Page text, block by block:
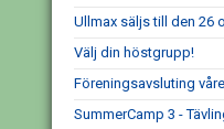
Ullmax säljs till den 26
Välj din höstgrupp!
Föreningsavsluting
SummerCamp 3 -